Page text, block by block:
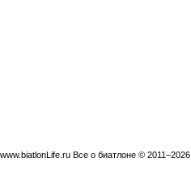
www.biatlonLife.ru Все о биатлоне © 2011–2026